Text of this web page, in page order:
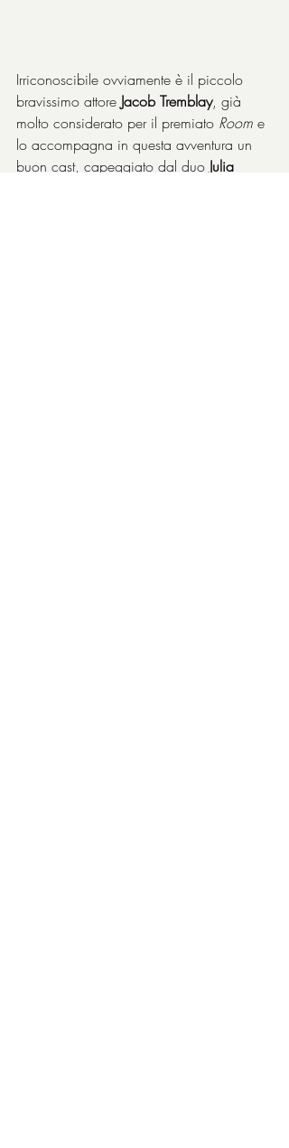
Irriconoscibile ovviamente è il piccolo
bravissimo attore Jacob Tremblay, già
molto considerato per il premiato Room e
lo accompagna in questa avventura un
buon cast, capeggiato dal duo Julia